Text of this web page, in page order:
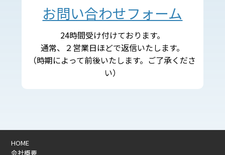
お問い合わせフォーム
24時間受け付けております。
通常、２営業日ほどで返信いたします。
（時期によって前後いたします。ご了承くださ
い）
HOME
会社概要